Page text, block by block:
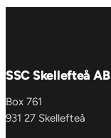
SSC Skellefteå AB
Box 761
931 27 Skellefteå